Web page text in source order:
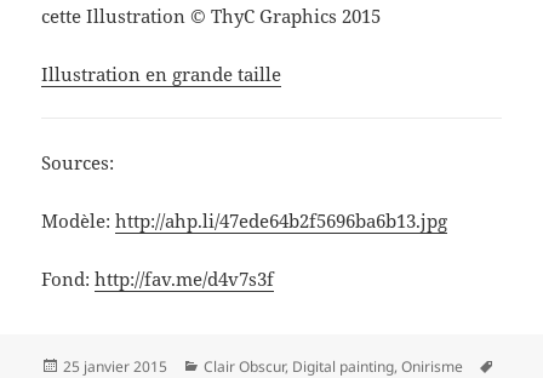
cette Illustration © ThyC Graphics 2015
Illustration en grande taille
Sources:
Modèle:http://ahp.li/47ede64b2f5696ba6b13.jpg
Fond:http://fav.me/d4v7s3f
Publié
25 janvier 2015 Catégories
Clair Obscur, Digital painting,Onirisme